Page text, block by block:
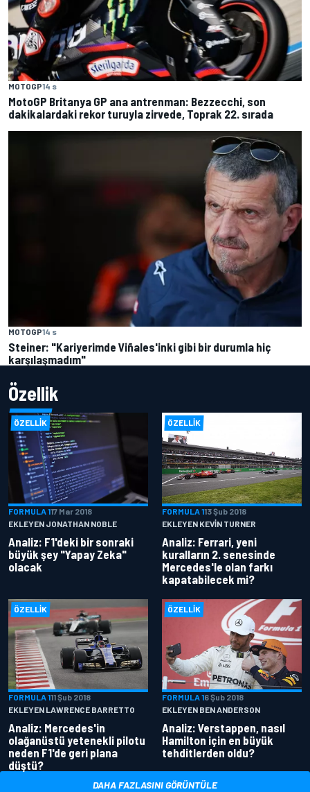
MOTOGP14 s
MotoGP Britanya GP ana antrenman: Bezzecchi, son
dakikalardaki rekor turuyla zirvede, Toprak 22. sırada
MOTOGP14 s
Steiner: "Kariyerimde Viñales'inki gibi bir durumla hiç
karşılaşmadım"
Özellik
ÖZELLIK
FORMULA 117 Mar 2018
EKLEYEN JONATHAN NOBLE
Analiz: F1'deki bir sonraki
büyük şey "Yapay Zeka"
olacak
ÖZELLIK
FORMULA 113 Şub 2018
EKLEYEN KEVIN TURNER
Analiz: Ferrari, yeni
kuralların 2. senesinde
Mercedes'le olan farkı
kapatabilecek mi?
ÖZELLIK
FORMULA 111 Şub 2018
EKLEYEN LAWRENCE BARRETTO
Analiz: Mercedes'in
olağanüstü yetenekli pilotu
neden F1'de geri plana
düştü?
ÖZELLIK
FORMULA 16 Şub 2018
EKLEYEN BEN ANDERSON
Analiz: Verstappen, nasıl
Hamilton için en büyük
tehditlerden oldu?
DAHA FAZLASINI GÖRÜNTÜLE